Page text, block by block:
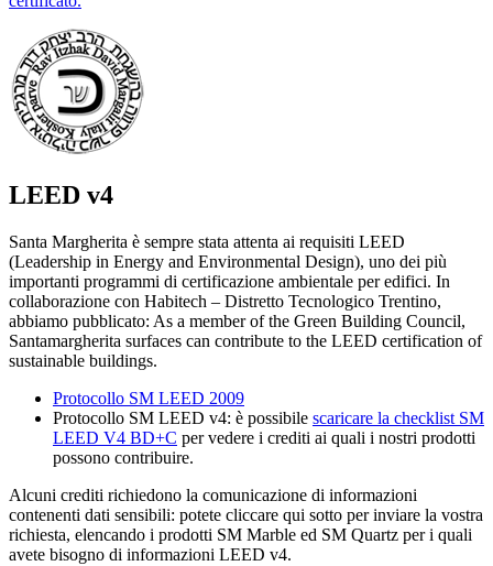
LEED v4
Santa Margherita è sempre stata attenta ai requisiti LEED
(Leadership in Energy and Environmental Design), uno dei più
importanti programmi di certificazione ambientale per edifici. In
collaborazione con Habitech – Distretto Tecnologico Trentino,
abbiamo pubblicato: As a member of the Green Building Council,
Santamargherita surfaces can contribute to the LEED certification of
sustainable buildings.
Protocollo SM LEED 2009
Protocollo SM LEED v4: è possibile scaricare la checklist SM
LEED V4 BD+C per vedere i crediti ai quali i nostri prodotti
possono contribuire.
Alcuni crediti richiedono la comunicazione di informazioni
contenenti dati sensibili: potete cliccare qui sotto per inviare la vostra
richiesta, elencando i prodotti SM Marble ed SM Quartz per i quali
avete bisogno di informazioni LEED v4.